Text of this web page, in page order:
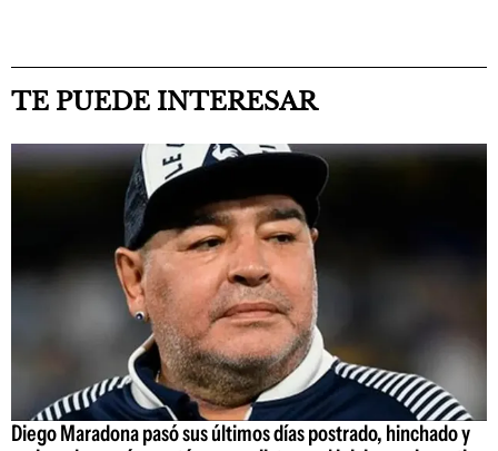
TE PUEDE INTERESAR
Diego Maradona pasó sus últimos días postrado, hinchado y